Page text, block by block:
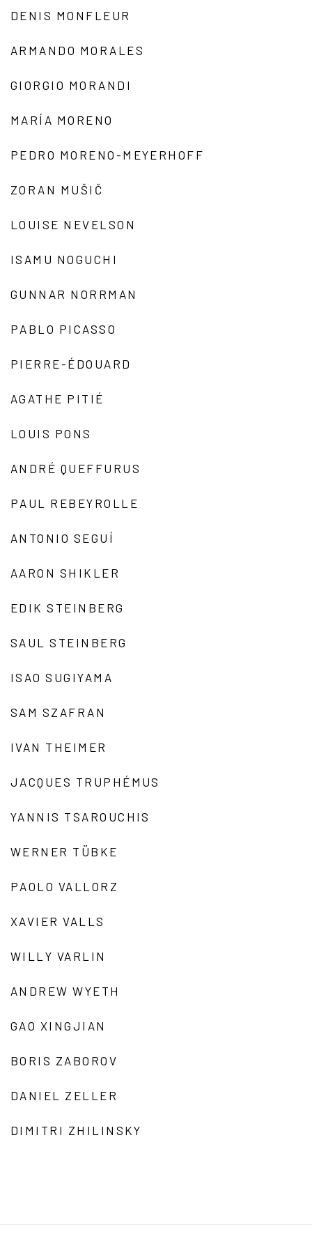
DENIS MONFLEUR
ARMANDO MORALES
GIORGIO MORANDI
MARÍA MORENO
PEDRO MORENO-MEYERHOFF
ZORAN MUŠIČ
LOUISE NEVELSON
ISAMU NOGUCHI
GUNNAR NORRMAN
PABLO PICASSO
PIERRE-ÉDOUARD
AGATHE PITIÉ
LOUIS PONS
ANDRÉ QUEFFURUS
PAUL REBEYROLLE
ANTONIO SEGUÍ
AARON SHIKLER
EDIK STEINBERG
SAUL STEINBERG
ISAO SUGIYAMA
SAM SZAFRAN
IVAN THEIMER
JACQUES TRUPHÉMUS
YANNIS TSAROUCHIS
WERNER TÜBKE
PAOLO VALLORZ
XAVIER VALLS
WILLY VARLIN
ANDREW WYETH
GAO XINGJIAN
BORIS ZABOROV
DANIEL ZELLER
DIMITRI ZHILINSKY